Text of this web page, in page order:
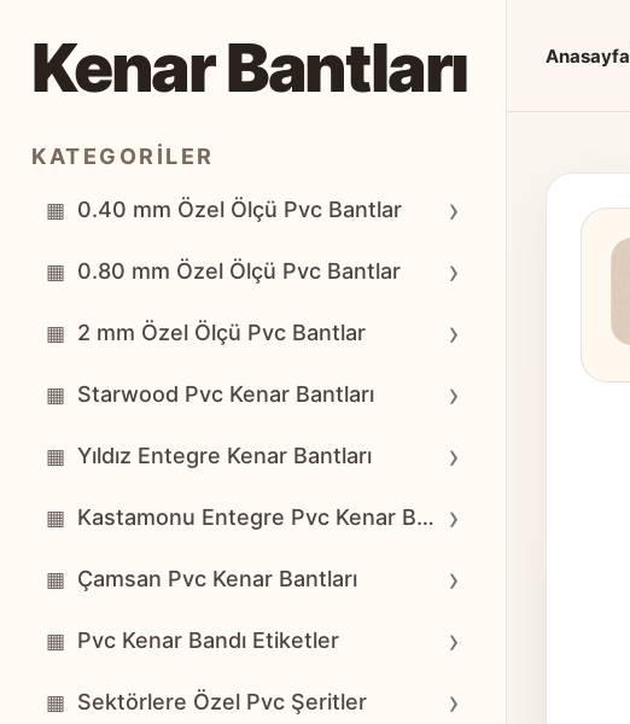
Kenar Bantları
KATEGORILER
▦ 0.40 mm Özel Ölçü Pvc Bantlar ›
▦ 0.80 mm Özel Ölçü Pvc Bantlar ›
▦ 2 mm Özel Ölçü Pvc Bantlar ›
▦ Starwood Pvc Kenar Bantları ›
▦ Yıldız Entegre Kenar Bantları ›
▦ Kastamonu Entegre Pvc Kenar Bantları ›
▦ Çamsan Pvc Kenar Bantları ›
▦ Pvc Kenar Bandı Etiketler ›
▦ Sektörlere Özel Pvc Şeritler ›
Anasayfa